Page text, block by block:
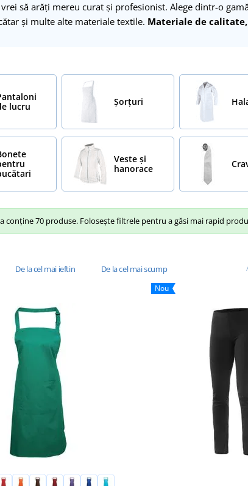
să arăți mereu curat și profesionist. Alege dintr-o
și multe alte materiale textile. Materiale de
lucru
Șorțuri
Veste și
hanorace
conține 70 produse. Folosește filtrele pentru a găsi mai rapid
De la cel mai ieftin De la cel mai scump
Nou